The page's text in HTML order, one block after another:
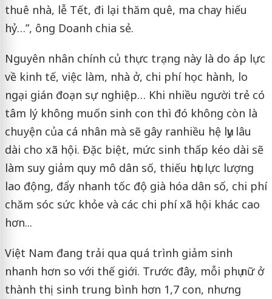
thuê nhà, lễ Tết, đi lại thăm quê, ma chay hiếu
hỷ…”, ông Doanh chia sẻ.
Nguyên nhân chính củ thực trạng này là do áp lực
về kinh tế, việc làm, nhà ở, chi phí học hành, lo
ngại gián đoạn sự nghiệp… Khi nhiều người trẻ có
tâm lý không muốn sinh con thì đó không còn là
chuyện của cá nhân mà sẽ gây ranhiều hệ lụy lâu
dài cho xã hội. Đặc biệt, mức sinh thấp kéo dài sẽ
làm suy giảm quy mô dân số, thiếu hụt lực lượng
lao động, đẩy nhanh tốc độ già hóa dân số, chi phí
chăm sóc sức khỏe và các chi phí xã hội khác cao
hơn...
Việt Nam đang trải qua quá trình giảm sinh
nhanh hơn so với thế giới. Trước đây, mỗi phụ nữ ở
thành thị sinh trung bình hơn 1,7 con, nhưng